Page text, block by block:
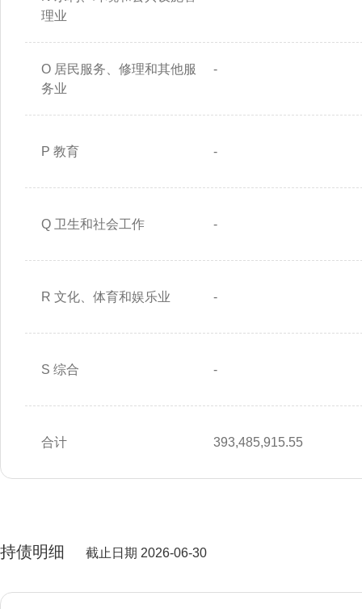
理业
O 居民服务、修理和其他服
务业
-
P 教育 -
Q 卫生和社会工作 -
R 文化、体育和娱乐业 -
S 综合 -
合计 393,485,915.55
持债明细 截止日期 2026-06-30